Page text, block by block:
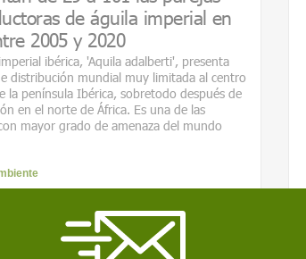
de águila imperial en
2005 y 2020
ibérica, 'Aquila adalberti', presenta
distribución mundial muy limitada al centro
la península Ibérica, sobretodo después de
en el norte de África. Es una de las
mayor grado de amenaza del mundo
climático es la principal
mundial, incluso por
de la pandemia